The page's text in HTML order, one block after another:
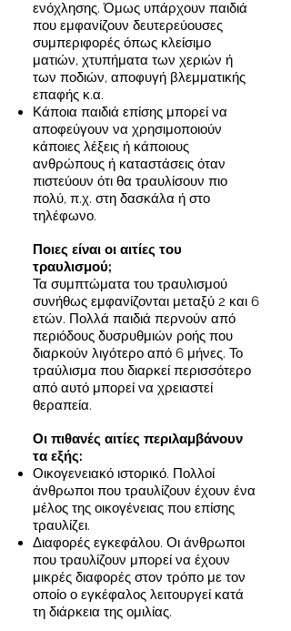
ενόχλησης. Όμως υπάρχουν παιδιά
που εμφανίζουν δευτερεύουσες
συμπεριφορές όπως κλείσιμο
ματιών, χτυπήματα των χεριών ή
των ποδιών, αποφυγή βλεμματικής
επαφής κ.α.
Κάποια παιδιά επίσης μπορεί να
αποφεύγουν να χρησιμοποιούν
κάποιες λέξεις ή κάποιους
ανθρώπους ή καταστάσεις όταν
πιστεύουν ότι θα τραυλίσουν πιο
πολύ, π.χ. στη δασκάλα ή στο
τηλέφωνο.
Ποιες είναι οι αιτίες του
τραυλισμού;
Τα συμπτώματα του τραυλισμού
συνήθως εμφανίζονται μεταξύ 2 και 6
ετών. Πολλά παιδιά περνούν από
περιόδους δυσρυθμιών ροής που
διαρκούν λιγότερο από 6 μήνες. Το
τραύλισμα που διαρκεί περισσότερο
από αυτό μπορεί να χρειαστεί
θεραπεία.
Οι πιθανές αιτίες περιλαμβάνουν
τα εξής:
Οικογενειακό ιστορικό. Πολλοί
άνθρωποι που τραυλίζουν έχουν ένα
μέλος της οικογένειας που επίσης
τραυλίζει.
Διαφορές εγκεφάλου. Οι άνθρωποι
που τραυλίζουν μπορεί να έχουν
μικρές διαφορές στον τρόπο με τον
οποίο ο εγκέφαλος λειτουργεί κατά
τη διάρκεια της ομιλίας.